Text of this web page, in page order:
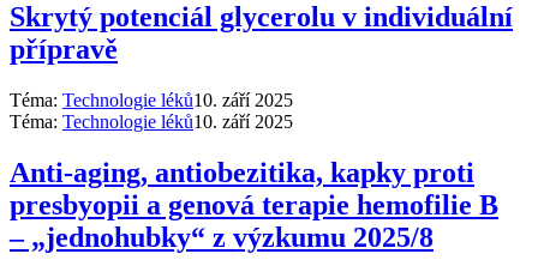
Skrytý potenciál glycerolu v individuální
přípravě
Téma: Technologie léků10. září 2025
Téma: Technologie léků10. září 2025
Anti‑aging, antiobezitika, kapky proti
presbyopii a genová terapie hemofilie B
–⁠ „jednohubky“ z výzkumu 2025/8